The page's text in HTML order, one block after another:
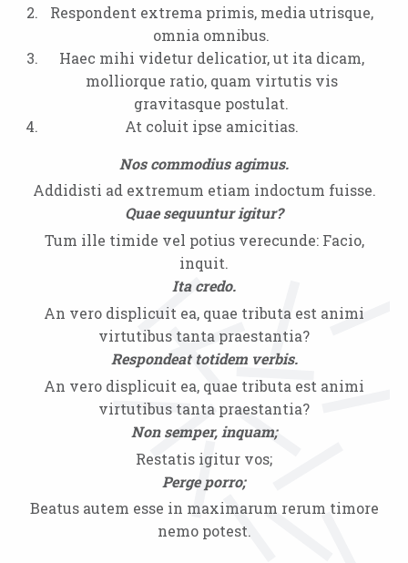
Respondent extrema primis, media utrisque,
omnia omnibus.
Haec mihi videtur delicatior, ut ita dicam,
molliorque ratio, quam virtutis vis
gravitasque postulat.
At coluit ipse amicitias.
Nos commodius agimus.
Addidisti ad extremum etiam indoctum fuisse.
Quae sequuntur igitur?
Tum ille timide vel potius verecunde: Facio,
inquit.
Ita credo.
An vero displicuit ea, quae tributa est animi
virtutibus tanta praestantia?
Respondeat totidem verbis.
An vero displicuit ea, quae tributa est animi
virtutibus tanta praestantia?
Non semper, inquam;
Restatis igitur vos;
Perge porro;
Beatus autem esse in maximarum rerum timore
nemo potest.